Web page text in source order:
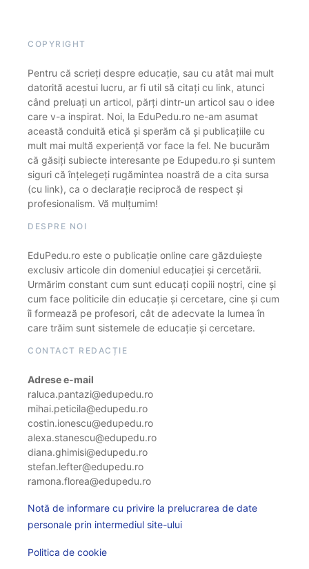
COPYRIGHT
Pentru că scrieți despre educație, sau cu atât mai mult
datorită acestui lucru, ar fi util să citați cu link, atunci
când preluați un articol, părți dintr-un articol sau o idee
care v-a inspirat. Noi, la EduPedu.ro ne-am asumat
această conduită etică și sperăm că și publicațiile cu
mult mai multă experiență vor face la fel. Ne bucurăm
că găsiți subiecte interesante pe Edupedu.ro și suntem
siguri că înțelegeți rugămintea noastră de a cita sursa
(cu link), ca o declarație reciprocă de respect și
profesionalism. Vă mulțumim!
DESPRE NOI
EduPedu.ro este o publicație online care găzduiește
exclusiv articole din domeniul educației și cercetării.
Urmărim constant cum sunt educați copiii noștri, cine și
cum face politicile din educație și cercetare, cine și cum
îi formează pe profesori, cât de adecvate la lumea în
care trăim sunt sistemele de educație și cercetare.
CONTACT REDACȚIE
Adrese e-mail
raluca.pantazi@edupedu.ro
mihai.peticila@edupedu.ro
costin.ionescu@edupedu.ro
alexa.stanescu@edupedu.ro
diana.ghimisi@edupedu.ro
stefan.lefter@edupedu.ro
ramona.florea@edupedu.ro
Notă de informare cu privire la prelucrarea de date
personale prin intermediul site-ului
Politica de cookie